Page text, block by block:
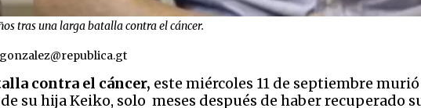
tras una larga batalla contra el cáncer.
contra el cáncer, este miércoles 11 de septiembre
su hija Keiko, solo meses después de haber recuperado